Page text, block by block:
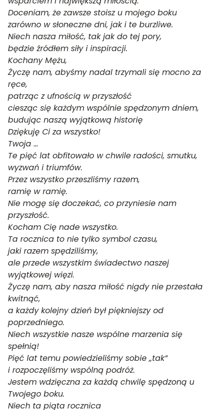
Doceniam, że zawsze stoisz u mojego boku
zarówno w słoneczne dni, jak i te burzliwe.
Niech nasza miłość, tak jak do tej pory,
będzie źródłem siły i inspiracji.
Kochany Mężu,
Życzę nam, abyśmy nadal trzymali się mocno za
ręce,
patrząc z ufnością w przyszłość
ciesząc się każdym wspólnie spędzonym dniem,
budując naszą wyjątkową historię
Dziękuję Ci za wszystko!
Twoja …
Te pięć lat obfitowało w chwile radości, smutku,
wyzwań i triumfów.
Przez wszystko przeszliśmy razem,
ramię w ramię.
Nie mogę się doczekać, co przyniesie nam
przyszłość.
Kocham Cię nade wszystko.
Ta rocznica to nie tylko symbol czasu,
jaki razem spędziliśmy,
ale przede wszystkim świadectwo naszej
wyjątkowej więzi.
Życzę nam, aby nasza miłość nigdy nie przestała
kwitnąć,
a każdy kolejny dzień był piękniejszy od
poprzedniego.
Niech wszystkie nasze wspólne marzenia się
spełnią!
Pięć lat temu powiedzieliśmy sobie „tak”
i rozpoczęliśmy wspólną podróż.
Jestem wdzięczna za każdą chwilę spędzoną u
Twojego boku.
Niech ta piąta rocznica